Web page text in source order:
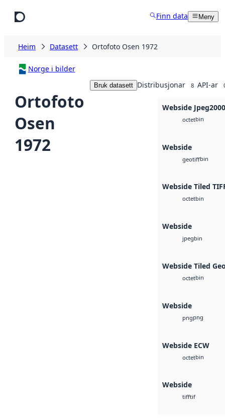
Finn data Meny
Heim Datasett Ortofoto Osen 1972
Norge i bilder
Ortofoto
Osen
1972
Bruk datasett Distribusjonar 8 API-ar
Webside Jpeg2000
octetbin
Webside
geotiffbin
Webside Tiled
octetbin
Webside
jpegbin
Webside Tiled
octetbin
Webside
pngpng
Webside ECW
octetbin
Webside
tifftif